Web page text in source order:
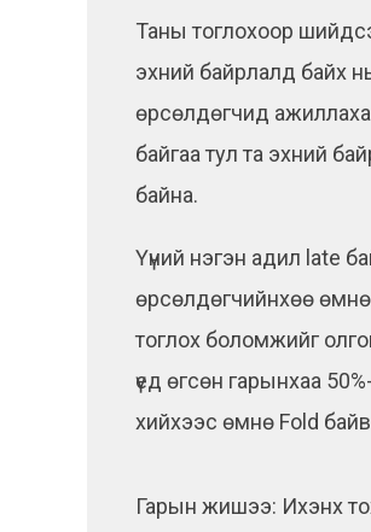
Таны тоглохоор
эхний байрлалд байх
өрсөлдөгчид
байгаа тул та эхний
байна.
Үүний нэгэн адил late
өрсөлдөгчийнхөө
тоглох боломжийг
үед өгсөн гарынхаа
хийхээс өмнө Fold
Гарын жишээ: Ихэнх